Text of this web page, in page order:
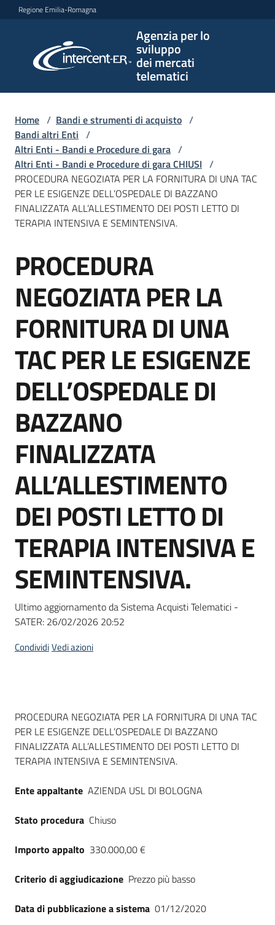
Vai al contenuto
Vai alla navigazione
Vai al footer
Regione Emilia-Romagna
Agenzia per lo
sviluppo
dei mercati
telematici
per lo
sviluppo
telematici
L'Agenzia
Bandi
strumenti
di
Supporto
Piattaforme
telematiche
English
site
Seguici
su
Home / Bandi e strumenti di acquisto /
Bandi altri Enti /
Altri Enti - Bandi e Procedure di gara /
Altri Enti - Bandi e Procedure di gara CHIUSI /
PROCEDURA NEGOZIATA PER LA FORNITURA DI UNA TAC
PER LE ESIGENZE DELL’OSPEDALE DI BAZZANO
FINALIZZATA ALL’ALLESTIMENTO DEI POSTI LETTO DI
TERAPIA INTENSIVA E SEMINTENSIVA.
Salta al contenuto
PROCEDURA
NEGOZIATA PER LA
FORNITURA DI UNA
TAC PER LE ESIGENZE
DELL’OSPEDALE DI
BAZZANO
FINALIZZATA
ALL’ALLESTIMENTO
DEI POSTI LETTO DI
TERAPIA INTENSIVA E
SEMINTENSIVA.
Ultimo aggiornamento da Sistema Acquisti Telematici -
SATER: 26/02/2026 20:52
CondividiVedi azioni
Dati del bando
PROCEDURA NEGOZIATA PER LA FORNITURA DI UNA TAC
PER LE ESIGENZE DELL’OSPEDALE DI BAZZANO
FINALIZZATA ALL’ALLESTIMENTO DEI POSTI LETTO DI
TERAPIA INTENSIVA E SEMINTENSIVA.
Ente appaltante AZIENDA USL DI BOLOGNA
Stato procedura Chiuso
Importo appalto 330.000,00 €
Criterio di aggiudicazione Prezzo più basso
Data di pubblicazione a sistema 01/12/2020